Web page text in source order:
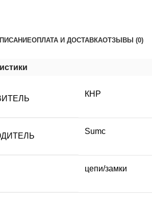
ОПЛАТА И ДОСТАВКАОТЗЫВЫ (0)
КНР
Sumc
цепи/замки